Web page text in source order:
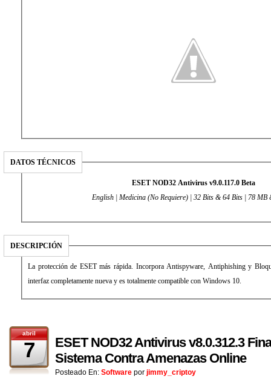
DATOS TÉCNICOS
ESET NOD32 Antivirus v9.0.117.0 Beta
English | Medicina (No Requiere) | 32 Bits & 64 Bits | 78 MB
DESCRIPCIÓN
La protección de ESET más rápida. Incorpora Antispyware, Antiphishing y
interfaz completamente nueva y es totalmente compatible con Windows 10.
abril
7
ESET NOD32 Antivirus v8.0.312.3
Sistema Contra Amenazas Online
Posteado En: Software por jimmy_criptoy